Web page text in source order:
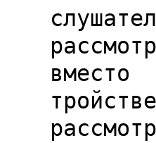
вместо